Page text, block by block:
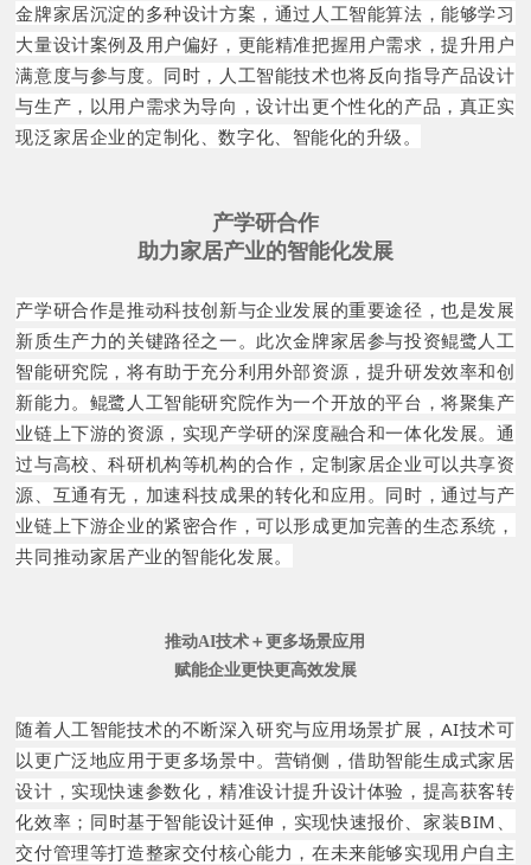
金牌家居沉淀的多种设计方案，通过人工智能算法，能够学习
大量设计案例及用户偏好，更能精准把握用户需求，提升用户
满意度与参与度。同时，人工智能技术也将反向指导产品设计
与生产，以用户需求为导向，设计出更个性化的产品，真正实
现泛家居企业的定制化、数字化、智能化的升级。
产学研合作
助力家居产业的智能化发展
产学研合作是推动科技创新与企业发展的重要途径，也是发展
新质生产力的关键路径之一。此次金牌家居参与投资鲲鹭人工
智能研究院，将有助于充分利用外部资源，提升研发效率和创
新能力。鲲鹭人工智能研究院作为一个开放的平台，将聚集产
业链上下游的资源，实现产学研的深度融合和一体化发展。通
过与高校、科研机构等机构的合作，定制家居企业可以共享资
源、互通有无，加速科技成果的转化和应用。同时，通过与产
业链上下游企业的紧密合作，可以形成更加完善的生态系统，
共同推动家居产业的智能化发展。
推动AI技术＋更多场景应用
赋能企业更快更高效发展
随着人工智能技术的不断深入研究与应用场景扩展，AI技术可
以更广泛地应用于更多场景中。营销侧，借助智能生成式家居
设计，实现快速参数化，精准设计提升设计体验，提高获客转
化效率；同时基于智能设计延伸，实现快速报价、家装BIM、
交付管理等打造整家交付核心能力，在未来能够实现用户自主